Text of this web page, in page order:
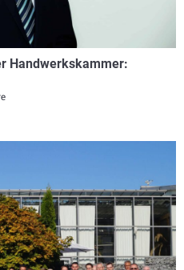
Handwerkskammer: